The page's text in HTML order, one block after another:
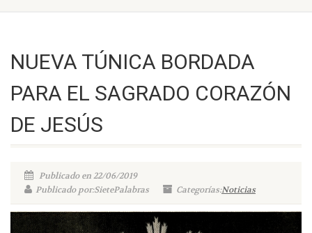
NUEVA TÚNICA BORDADA
PARA EL SAGRADO CORAZÓN
DE JESÚS
Publicado en 22/06/2019
Publicado por:SietePalabras
Categorías:Noticias